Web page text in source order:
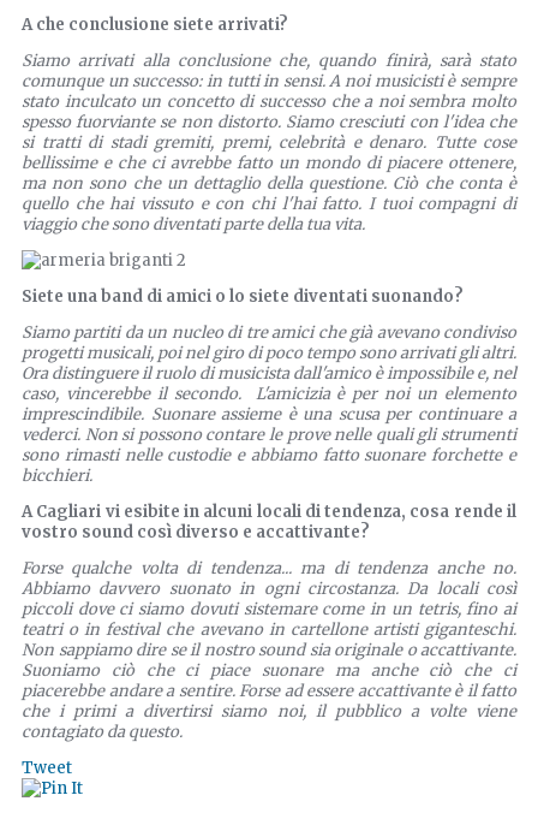
A che conclusione siete arrivati?
Siamo arrivati alla conclusione che, quando finirà, sarà stato
comunque un successo: in tutti in sensi. A noi musicisti è sempre
stato inculcato un concetto di successo che a noi sembra molto
spesso fuorviante se non distorto. Siamo cresciuti con l'idea che
si tratti di stadi gremiti, premi, celebrità e denaro. Tutte cose
bellissime e che ci avrebbe fatto un mondo di piacere ottenere,
ma non sono che un dettaglio della questione. Ciò che conta è
quello che hai vissuto e con chi l'hai fatto. I tuoi compagni di
viaggio che sono diventati parte della tua vita.
Siete una band di amici o lo siete diventati suonando?
Siamo partiti da un nucleo di tre amici che già avevano condiviso
progetti musicali, poi nel giro di poco tempo sono arrivati gli altri.
Ora distinguere il ruolo di musicista dall'amico è impossibile e, nel
caso, vincerebbe il secondo. L'amicizia è per noi un elemento
imprescindibile. Suonare assieme è una scusa per continuare a
vederci. Non si possono contare le prove nelle quali gli strumenti
sono rimasti nelle custodie e abbiamo fatto suonare forchette e
bicchieri.
A Cagliari vi esibite in alcuni locali di tendenza, cosa rende il
vostro sound così diverso e accattivante?
Forse qualche volta di tendenza... ma di tendenza anche no.
Abbiamo davvero suonato in ogni circostanza. Da locali così
piccoli dove ci siamo dovuti sistemare come in un tetris, fino ai
teatri o in festival che avevano in cartellone artisti giganteschi.
Non sappiamo dire se il nostro sound sia originale o accattivante.
Suoniamo ciò che ci piace suonare ma anche ciò che ci
piacerebbe andare a sentire. Forse ad essere accattivante è il fatto
che i primi a divertirsi siamo noi, il pubblico a volte viene
contagiato da questo.
Tweet